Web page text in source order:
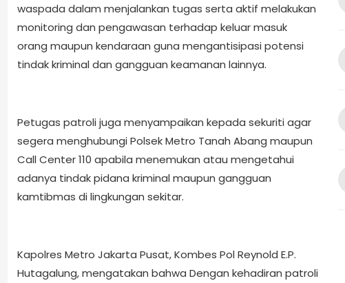
waspada dalam menjalankan tugas serta aktif melakukan
monitoring dan pengawasan terhadap keluar masuk
orang maupun kendaraan guna mengantisipasi potensi
tindak kriminal dan gangguan keamanan lainnya.
Petugas patroli juga menyampaikan kepada sekuriti agar
segera menghubungi Polsek Metro Tanah Abang maupun
Call Center 110 apabila menemukan atau mengetahui
adanya tindak pidana kriminal maupun gangguan
kamtibmas di lingkungan sekitar.
Kapolres Metro Jakarta Pusat, Kombes Pol Reynold E.P.
Hutagalung, mengatakan bahwa Dengan kehadiran patroli